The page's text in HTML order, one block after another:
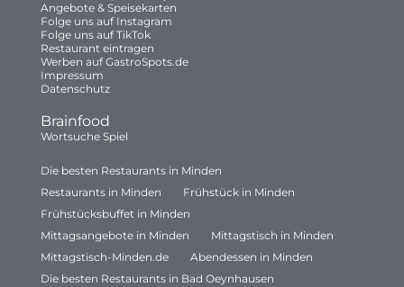
Angebote & Speisekarten
Folge uns auf Instagram
Folge uns auf TikTok
Restaurant eintragen
Werben auf GastroSpots.de
Impressum
Datenschutz
Brainfood
Wortsuche Spiel
Die besten Restaurants in Minden
Restaurants in Minden
Frühstück in Minden
Frühstücksbuffet in Minden
Mittagsangebote in Minden
Mittagstisch in Minden
Mittagstisch-Minden.de
Abendessen in Minden
Die besten Restaurants in Bad Oeynhausen